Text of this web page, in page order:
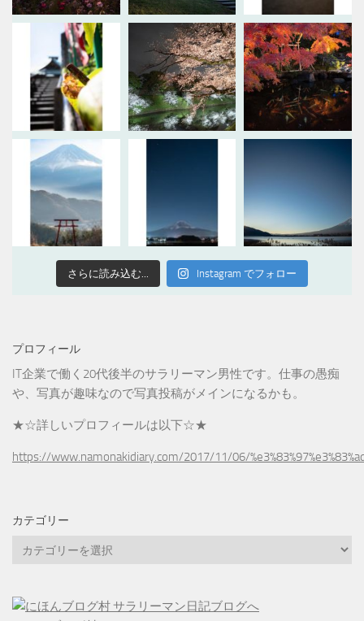
さらに読み込む... Instagram でフォロー
プロフィール
IT企業で働く20代後半のサラリーマン男性です。仕事の愚痴
や、写真が趣味なので写真投稿がメインになるかも。
★☆詳しいプロフィールは以下☆★
https://www.namonakidiary.com/2017/11/06/
カテゴリー
リ